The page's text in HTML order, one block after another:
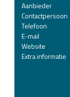
Aanbieder
Contactpersoon
Telefoon
E-mail
Website
Extra informatie